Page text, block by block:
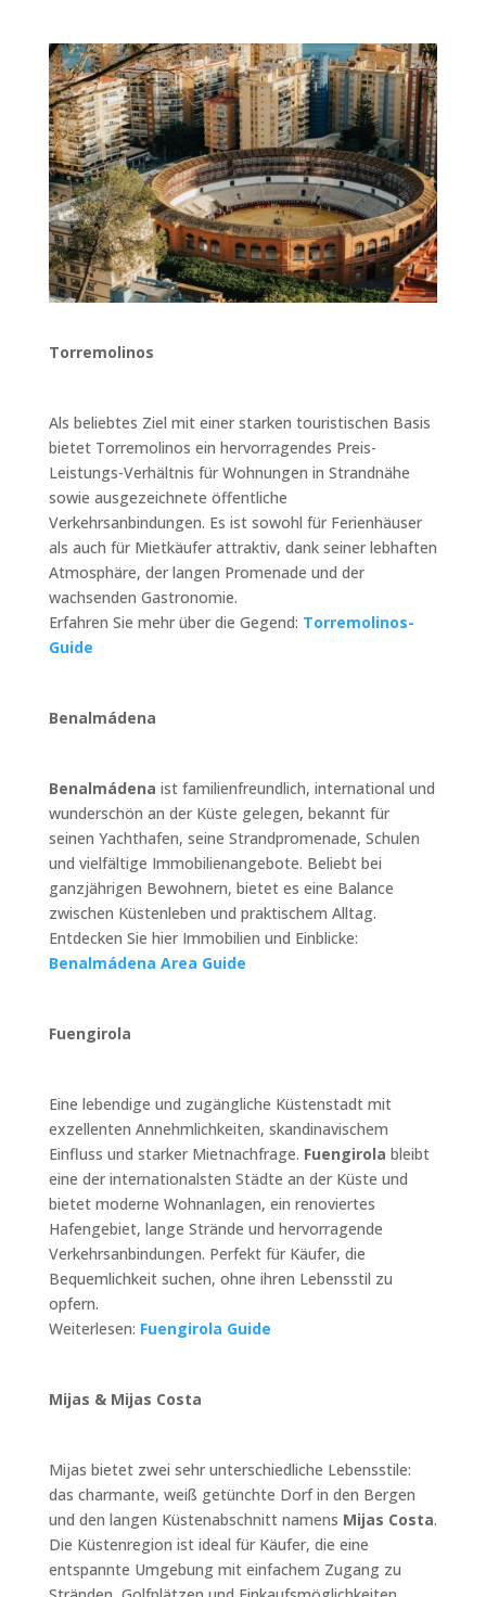
Torremolinos
Als beliebtes Ziel mit einer starken touristischen Basis
bietet Torremolinos ein hervorragendes Preis-
Leistungs-Verhältnis für Wohnungen in Strandnähe
sowie ausgezeichnete öffentliche
Verkehrsanbindungen. Es ist sowohl für Ferienhäuser
als auch für Mietkäufer attraktiv, dank seiner lebhaften
Atmosphäre, der langen Promenade und der
wachsenden Gastronomie.
Erfahren Sie mehr über die Gegend: Torremolinos-
Guide
Benalmádena
Benalmádena ist familienfreundlich, international und
wunderschön an der Küste gelegen, bekannt für
seinen Yachthafen, seine Strandpromenade, Schulen
und vielfältige Immobilienangebote. Beliebt bei
ganzjährigen Bewohnern, bietet es eine Balance
zwischen Küstenleben und praktischem Alltag.
Entdecken Sie hier Immobilien und Einblicke:
Benalmádena Area Guide
Fuengirola
Eine lebendige und zugängliche Küstenstadt mit
exzellenten Annehmlichkeiten, skandinavischem
Einfluss und starker Mietnachfrage. Fuengirola bleibt
eine der internationalsten Städte an der Küste und
bietet moderne Wohnanlagen, ein renoviertes
Hafengebiet, lange Strände und hervorragende
Verkehrsanbindungen. Perfekt für Käufer, die
Bequemlichkeit suchen, ohne ihren Lebensstil zu
opfern.
Weiterlesen: Fuengirola Guide
Mijas & Mijas Costa
Mijas bietet zwei sehr unterschiedliche Lebensstile:
das charmante, weiß getünchte Dorf in den Bergen
und den langen Küstenabschnitt namens Mijas Costa.
Die Küstenregion ist ideal für Käufer, die eine
entspannte Umgebung mit einfachem Zugang zu